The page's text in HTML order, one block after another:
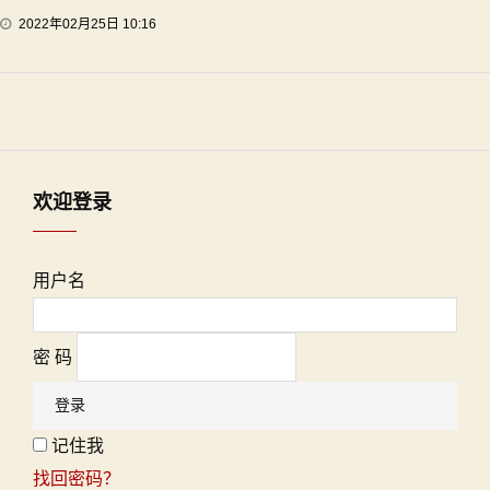
2022年02月25日 10:16
欢迎登录
用户名
密 码
记住我
找回密码？